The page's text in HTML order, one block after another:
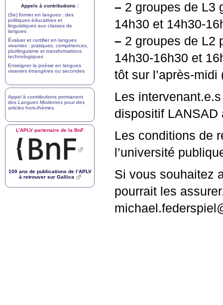
– 2 groupes de L3
14h30 et 14h30-
– 2 groupes de L2
14h30-16h30 et
tôt sur l’après-
Les
dispositif LANSAD
Les conditions de
l’université
Si vous souhaitez
pourrait les
Appels à contributions :
(Se) former en langues : des
politiques éducatives et
linguistiques aux classes de
langues
Évaluer et certifier en langues
vivantes : pratiques, compétences,
plurilinguisme et transformations
technologiques
Enseigner la poésie en langues
vivantes étrangères ou secondes
Appel à contributions permanent
des Langues Modernes pour des
articles hors-thèmes
L’APLV partenaire de la BnF
100 ans de publications de l’APLV
à retrouver sur Gallica